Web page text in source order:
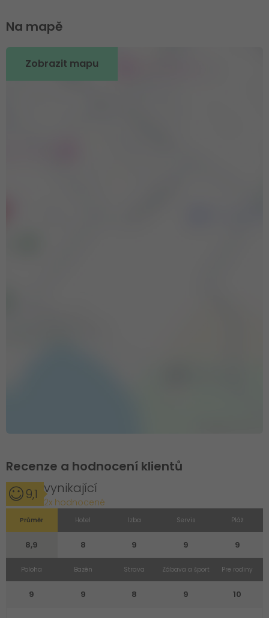
Na mapě
Zobrazit mapu
Recenze a hodnocení klientů
9,1 vynikající
2x hodnocené
Průměr
8,9
Hotel
8
Izba
9
Servis
9
Pláž
9
Poloha
9
Bazén
9
Strava
8
Zábava a šport
9
Pre rodiny
10